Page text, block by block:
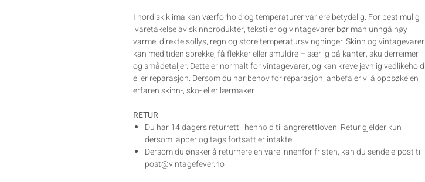
I nordisk klima kan værforhold og temperaturer variere betydelig. For best mulig
ivaretakelse av skinnprodukter, tekstiler og vintagevarer bør man unngå høy
varme, direkte sollys, regn og store temperatursvingninger. Skinn og vintagevarer
kan med tiden sprekke, få flekker eller smuldre – særlig på kanter, skulderreimer
og smådetaljer. Dette er normalt for vintagevarer, og kan kreve jevnlig vedlikehold
eller reparasjon. Dersom du har behov for reparasjon, anbefaler vi å oppsøke en
erfaren skinn-, sko- eller lærmaker.
RETUR
Du har 14 dagers returrett i henhold til angrerettloven. Retur gjelder kun
dersom lapper og tags fortsatt er intakte.
Dersom du ønsker å returnere en vare innenfor fristen, kan du sende e-post til
post@vintagefever.no